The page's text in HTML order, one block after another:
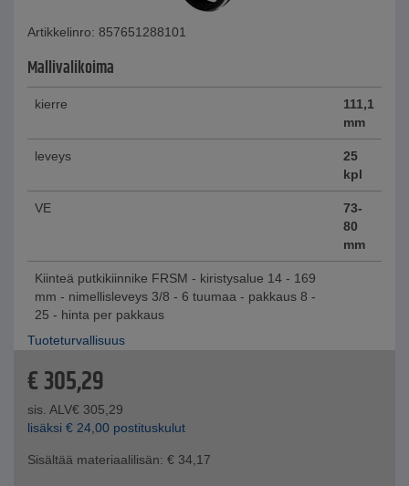
Artikkelinro: 857651288101
Mallivalikoima
kierre
111,1
mm
leveys
25
kpl
VE
73-
80
mm
Kiinteä putkikiinnike FRSM - kiristysalue 14 - 169
mm - nimellisleveys 3/8 - 6 tuumaa - pakkaus 8 -
25 - hinta per pakkaus
Tuoteturvallisuus
€305,29
sis. ALV€ 305,29
lisäksi € 24,00 postituskulut
Sisältää materiaalilisän: € 34,17